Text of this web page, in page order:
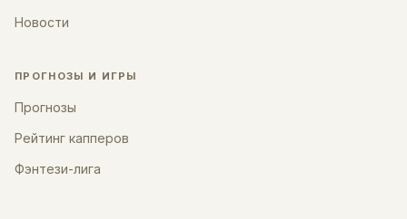
Новости
ПРОГНОЗЫ И ИГРЫ
Прогнозы
Рейтинг капперов
Фэнтези-лига